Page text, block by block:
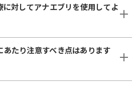
に対してアナエブリを使用してよ
あたり注意すべき点はあります